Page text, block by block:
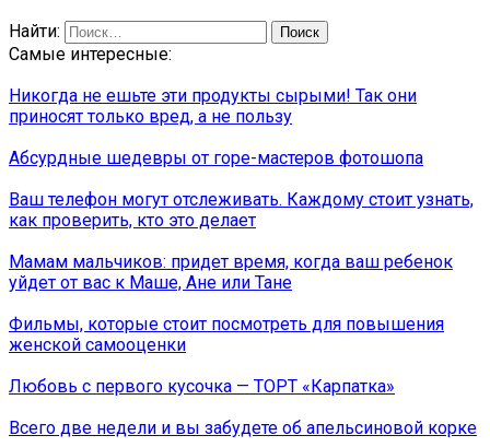
Найти:
Самые интересные:
Никогда не ешьте эти продукты сырыми! Так они
приносят только вред, а не пользу
Абсурдные шедевры от горе-мастеров фотошопа
Ваш телефон могут отслеживать. Каждому стоит узнать,
как проверить, кто это делает
Мамам мальчиков: придет время, когда ваш ребенок
уйдет от вас к Маше, Ане или Тане
Фильмы, которые стоит посмотреть для повышения
женской самооценки
Любовь с первого кусочка — ТОРТ «Карпатка»
Всего две недели и вы забудете об апельсиновой корке